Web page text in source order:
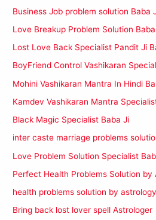
Business Job problem solution Baba
Love Breakup Problem Solution
Lost Love Back Specialist Pandit Ji
BoyFriend Control Vashikaran
Mohini Vashikaran Mantra In Hindi
Kamdev Vashikaran Mantra
Black Magic Specialist Baba Ji
inter caste marriage problems
Love Problem Solution Specialist
Perfect Health Problems Solution by
health problems solution by astrology
Bring back lost lover spell Astrologer